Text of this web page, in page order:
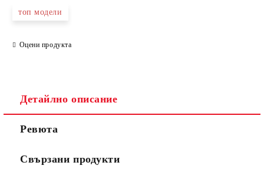
топ модели
Оцени продукта
Детайлно описание
Ревюта
Свързани продукти